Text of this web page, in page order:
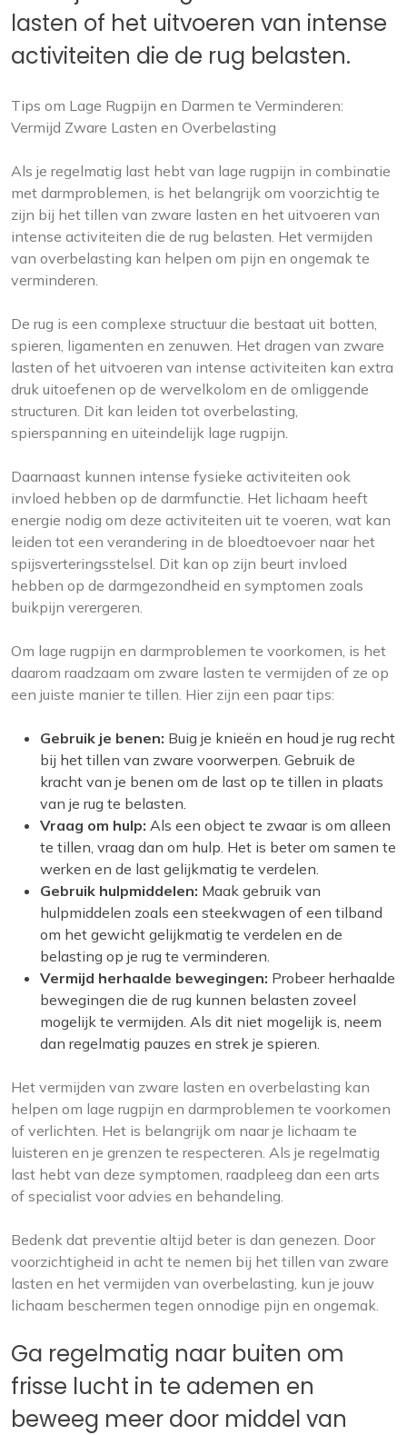
lasten of het uitvoeren van intense
activiteiten die de rug belasten.
Tips om Lage Rugpijn en Darmen te Verminderen:
Vermijd Zware Lasten en Overbelasting
Als je regelmatig last hebt van lage rugpijn in combinatie
met darmproblemen, is het belangrijk om voorzichtig te
zijn bij het tillen van zware lasten en het uitvoeren van
intense activiteiten die de rug belasten. Het vermijden
van overbelasting kan helpen om pijn en ongemak te
verminderen.
De rug is een complexe structuur die bestaat uit botten,
spieren, ligamenten en zenuwen. Het dragen van zware
lasten of het uitvoeren van intense activiteiten kan extra
druk uitoefenen op de wervelkolom en de omliggende
structuren. Dit kan leiden tot overbelasting,
spierspanning en uiteindelijk lage rugpijn.
Daarnaast kunnen intense fysieke activiteiten ook
invloed hebben op de darmfunctie. Het lichaam heeft
energie nodig om deze activiteiten uit te voeren, wat kan
leiden tot een verandering in de bloedtoevoer naar het
spijsverteringsstelsel. Dit kan op zijn beurt invloed
hebben op de darmgezondheid en symptomen zoals
buikpijn verergeren.
Om lage rugpijn en darmproblemen te voorkomen, is het
daarom raadzaam om zware lasten te vermijden of ze op
een juiste manier te tillen. Hier zijn een paar tips:
Gebruik je benen: Buig je knieën en houd je rug recht
bij het tillen van zware voorwerpen. Gebruik de
kracht van je benen om de last op te tillen in plaats
van je rug te belasten.
Vraag om hulp: Als een object te zwaar is om alleen
te tillen, vraag dan om hulp. Het is beter om samen te
werken en de last gelijkmatig te verdelen.
Gebruik hulpmiddelen: Maak gebruik van
hulpmiddelen zoals een steekwagen of een tilband
om het gewicht gelijkmatig te verdelen en de
belasting op je rug te verminderen.
Vermijd herhaalde bewegingen: Probeer herhaalde
bewegingen die de rug kunnen belasten zoveel
mogelijk te vermijden. Als dit niet mogelijk is, neem
dan regelmatig pauzes en strek je spieren.
Het vermijden van zware lasten en overbelasting kan
helpen om lage rugpijn en darmproblemen te voorkomen
of verlichten. Het is belangrijk om naar je lichaam te
luisteren en je grenzen te respecteren. Als je regelmatig
last hebt van deze symptomen, raadpleeg dan een arts
of specialist voor advies en behandeling.
Bedenk dat preventie altijd beter is dan genezen. Door
voorzichtigheid in acht te nemen bij het tillen van zware
lasten en het vermijden van overbelasting, kun je jouw
lichaam beschermen tegen onnodige pijn en ongemak.
Ga regelmatig naar buiten om
frisse lucht in te ademen en
beweeg meer door middel van